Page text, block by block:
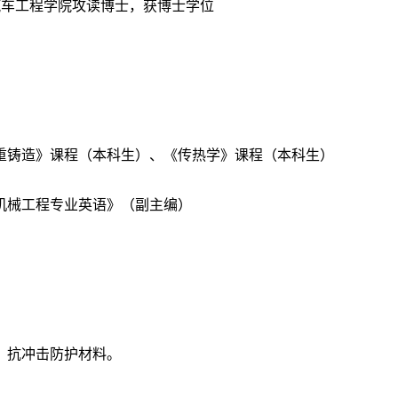
工程学院攻读博士，获博士学位
造》课程（本科生）、《传热学》课程（本科生）
工程专业英语》（副主编）
冲击防护材料。